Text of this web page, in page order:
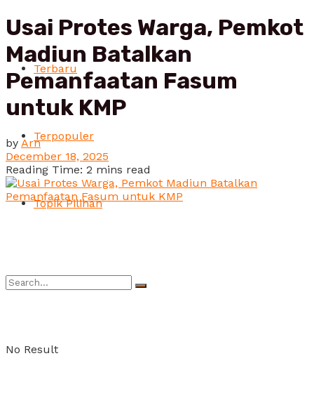
Terbaru
Terpopuler
Topik Pilihan
No Result
Usai Protes Warga, Pemkot
Madiun Batalkan
Pemanfaatan Fasum
untuk KMP
by Arn
December 18, 2025
Reading Time: 2 mins read